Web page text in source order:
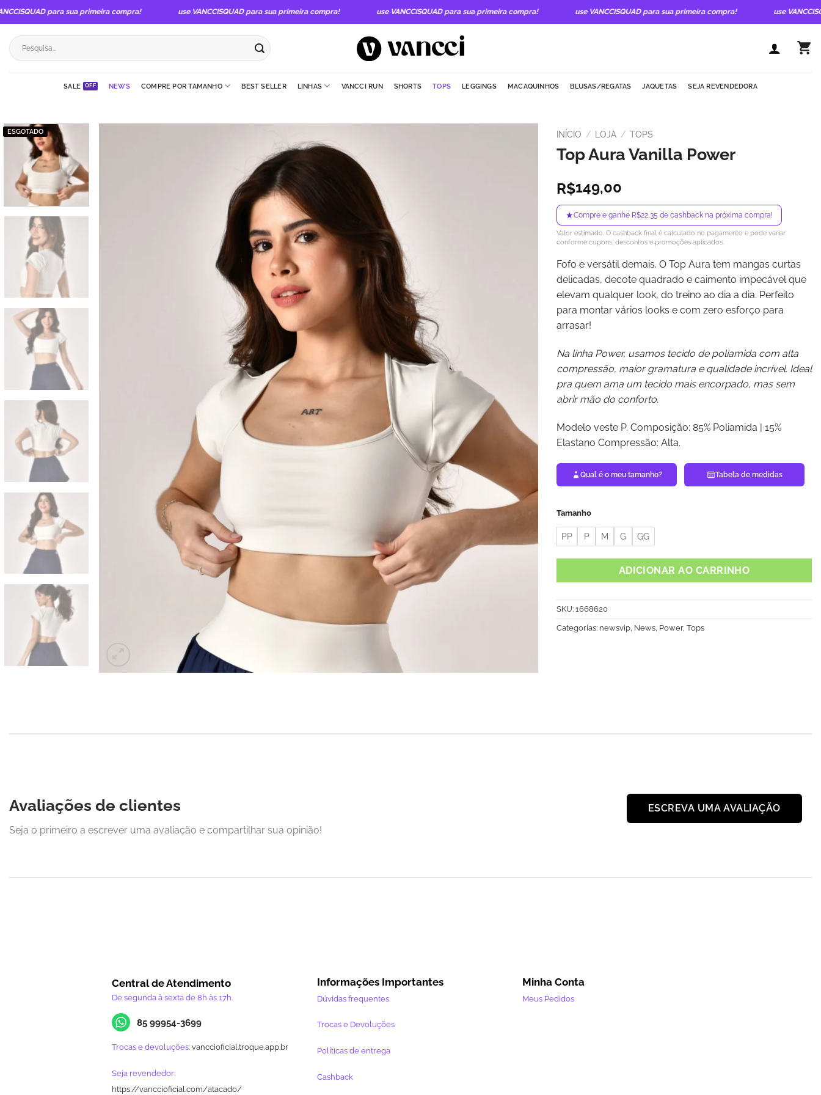
Skip
to
content
para sua primeira compra! use VANCCISQUAD para sua primeira compra! use VANCCISQUAD para sua primeira compra! use VANCCISQUAD para sua primeira compra! use
Pesquisar
por:
SALE NEWS COMPRE POR TAMANHO BEST SELLER LINHAS VANCCI RUN SHORTS TOPS LEGGINGS MACAQUINHOS BLUSAS/REGATAS JAQUETAS SEJA REVENDEDORA
ESGOTADO INÍCIO / LOJA / TOPS
Top Aura Vanilla Power
R$149,00
★Compre e ganhe R$22,35 de cashback na próxima compra!
Valor estimado. O cashback final é calculado no pagamento e pode variar
conforme cupons, descontos e promoções aplicados.
Fofo e versátil demais. O Top Aura tem mangas curtas
delicadas, decote quadrado e caimento impecável que
elevam qualquer look, do treino ao dia a dia. Perfeito
para montar vários looks e com zero esforço para
arrasar!
Na linha Power, usamos tecido de poliamida com alta
compressão, maior gramatura e qualidade incrível. Ideal
pra quem ama um tecido mais encorpado, mas sem
abrir mão do conforto.
Modelo veste P. Composição: 85% Poliamida | 15%
Elastano Compressão: Alta.
Qual é o meu tamanho? Tabela de medidas
Tamanho
PP P M G GG
ADICIONAR AO CARRINHO
SKU: 1668620
Categorias: newsvip, News, Power, Tops
Avaliações de clientes
Seja o primeiro a escrever uma avaliação e compartilhar sua opinião!
ESCREVA UMA AVALIAÇÃO
Central de Atendimento
De segunda à sexta de 8h às 17h.
85 99954-3699
Trocas e devoluções: vanccioficial.troque.app.br
Seja revendedor:
https://vanccioficial.com/atacado/
Informações Importantes
Dúvidas frequentes
Trocas e Devoluções
Políticas de entrega
Cashback
Minha Conta
Meus Pedidos